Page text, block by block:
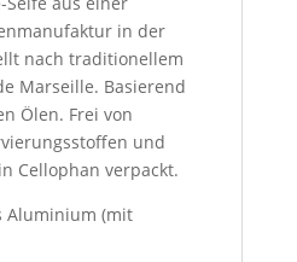
in der
nach traditionellem
Marseille. Basierend
Ölen. Frei von
und
Cellophan verpackt.
Aluminium (mit